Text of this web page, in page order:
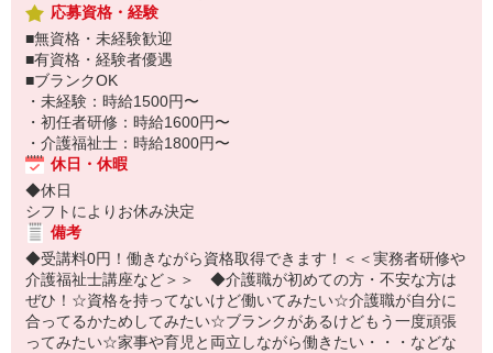
応募資格・経験
■無資格・未経験歓迎
■有資格・経験者優遇
■ブランクOK
・未経験：時給1500円〜
・初任者研修：時給1600円〜
・介護福祉士：時給1800円〜
休日・休暇
◆休日
シフトによりお休み決定
備考
◆受講料0円！働きながら資格取得できます！＜＜実務者研修や
介護福祉士講座など＞＞ ◆介護職が初めての方・不安な方は
ぜひ！☆資格を持ってないけど働いてみたい☆介護職が自分に
合ってるかためしてみたい☆ブランクがあるけどもう一度頑張
ってみたい☆家事や育児と両立しながら働きたい・・・などな